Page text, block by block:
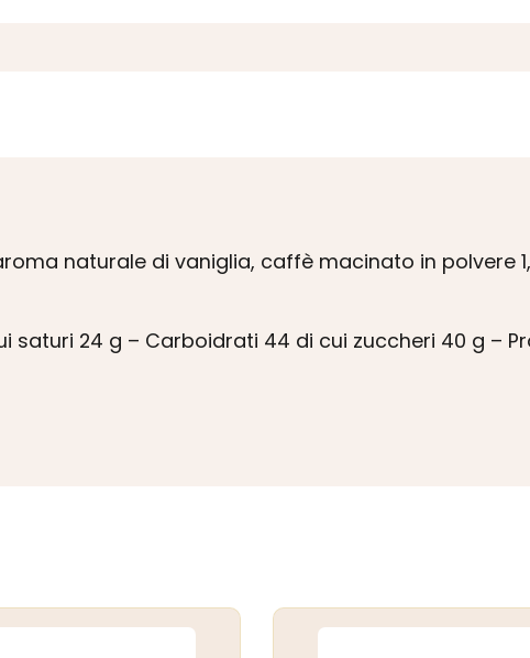
naturale di vaniglia, caffè macinato in polvere
saturi 24 g – Carboidrati 44 di cui zuccheri 40 g –